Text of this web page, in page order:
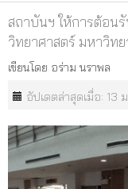
สถาบันฯ ให้การต้อน
วิทยาศาสตร์ มหาวิท
เขียนโดย อร่าม นราพล
อัปเดตล่าสุดเมื่อ: 13